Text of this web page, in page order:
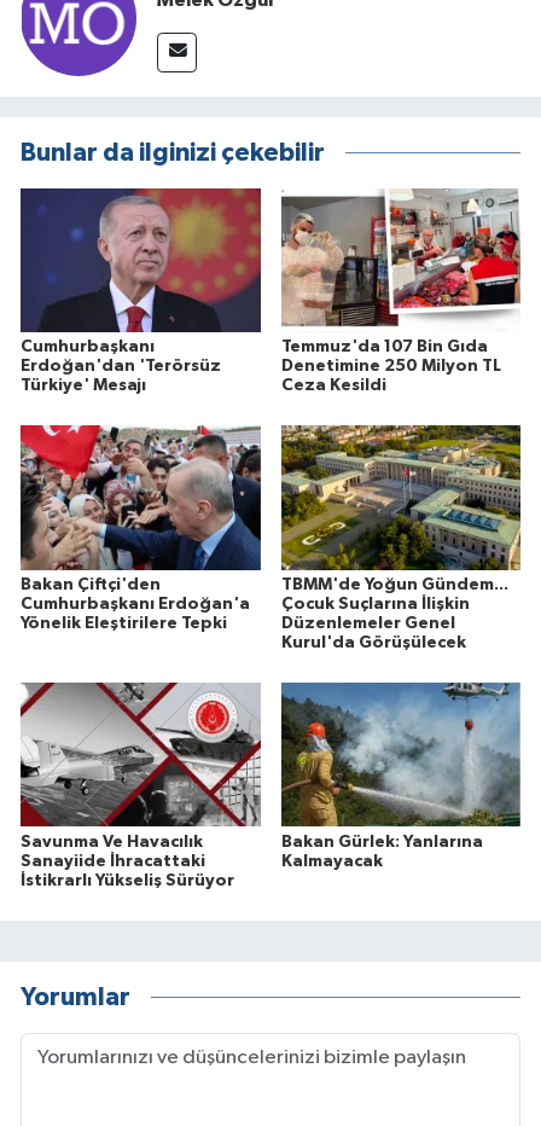
Bunlar da ilginizi çekebilir
Cumhurbaşkanı
Erdoğan'dan 'Terörsüz
Türkiye' Mesajı
Temmuz'da 107 Bin Gıda
Denetimine 250 Milyon TL
Ceza Kesildi
Bakan Çiftçi'den
Cumhurbaşkanı Erdoğan'a
Yönelik Eleştirilere Tepki
TBMM'de Yoğun Gündem...
Çocuk Suçlarına İlişkin
Düzenlemeler Genel
Kurul'da Görüşülecek
Savunma Ve Havacılık
Sanayiide İhracattaki
İstikrarlı Yükseliş Sürüyor
Bakan Gürlek: Yanlarına
Kalmayacak
Yorumlar